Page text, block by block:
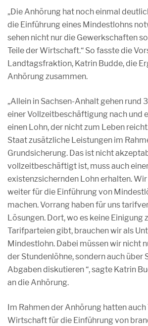
„Die Anhörung hat noch einmal
die Einführung eines Mindestlohns
sehen nicht nur die Gewerkschaften
Teile der Wirtschaft.“ So fasste die
Landtagsfraktion, Katrin Budde, die
Anhörung zusammen.
„Allein in Sachsen-Anhalt gehen rund
einer Vollzeitbeschäftigung nach und
einen Lohn, der nicht zum Leben
Staat zusätzliche Leistungen im
Grundsicherung. Das ist nicht
vollzeitbeschäftigt ist, muss auch
existenzsichernden Lohn erhalten.
weiter für die Einführung von
machen. Vorrang haben für uns
Lösungen. Dort, wo es keine Einigung
Tarifparteien gibt, brauchen wir als
Mindestlohn. Dabei müssen wir nicht
der Stundenlöhne, sondern auch über
Abgaben diskutieren “, sagte Katrin
an die Anhörung.
Im Rahmen der Anhörung hatten auch
Wirtschaft für die Einführung von